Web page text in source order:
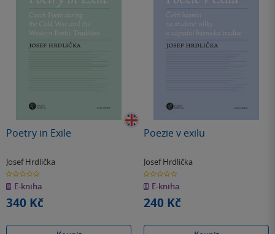
Poetry in Exile
Josef Hrdlička
0.0
z
5
hvězdiček
E-kniha
340 Kč
Poezie v exilu
Josef Hrdlička
0.0
z
5
hvězdiček
E-kniha
240 Kč